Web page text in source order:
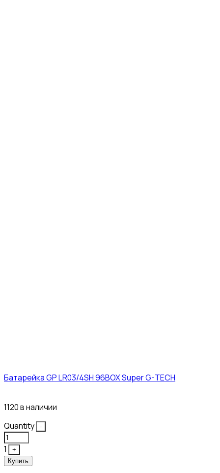
Батарейка GP LR03/4SH 96BOX Super G-TECH
1120 в наличии
Quantity
-
1
+
Купить